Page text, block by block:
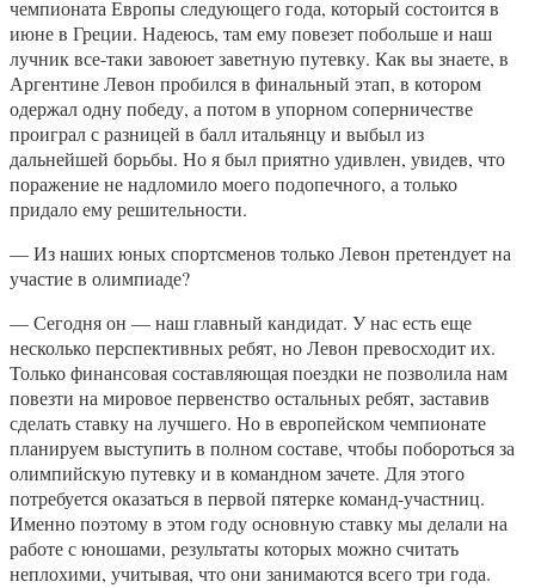
чемпионата Европы следующего года, который состоится в
июне в Греции. Надеюсь, там ему повезет побольше и наш
лучник все-таки завоюет заветную путевку. Как вы знаете, в
Аргентине Левон пробился в финальный этап, в котором
одержал одну победу, а потом в упорном соперничестве
проиграл с разницей в балл итальянцу и выбыл из
дальнейшей борьбы. Но я был приятно удивлен, увидев, что
поражение не надломило моего подопечного, а только
придало ему решительности.
— Из наших юных спортсменов только Левон претендует на
участие в олимпиаде?
— Сегодня он — наш главный кандидат. У нас есть еще
несколько перспективных ребят, но Левон превосходит их.
Только финансовая составляющая поездки не позволила нам
повезти на мировое первенство остальных ребят, заставив
сделать ставку на лучшего. Но в европейском чемпионате
планируем выступить в полном составе, чтобы побороться за
олимпийскую путевку и в командном зачете. Для этого
потребуется оказаться в первой пятерке команд-участниц.
Именно поэтому в этом году основную ставку мы делали на
работе с юношами, результаты которых можно считать
неплохими, учитывая, что они занимаются всего три года.